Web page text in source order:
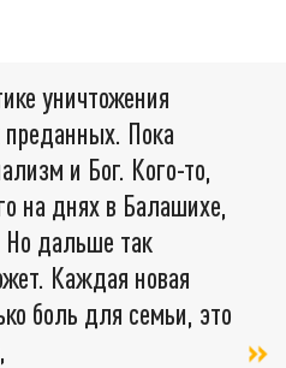
уничтожения
Пока
и Бог. Кого-то,
на днях в Балашихе,
Но дальше так
Каждая новая
боль для семьи, это